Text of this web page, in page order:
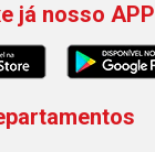
já nosso APP